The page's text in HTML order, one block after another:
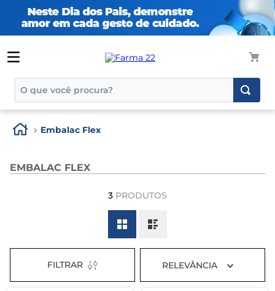
TERMOS MAIS BUSCADOS
1º
tadalafila
3º
generico
dipirona
8º
tadalafila 5mg
Embalac Flex
EMBALAC FLEX
3 PRODUTOS
FILTRAR RELEVÂNCIA